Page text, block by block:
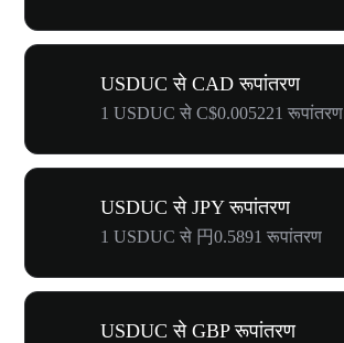
USDUC से CAD रूपांतरण
1 USDUC से C$0.005221 रूपांतरण
USDUC से JPY रूपांतरण
1 USDUC से 円0.5891 रूपांतरण
USDUC से GBP रूपांतरण